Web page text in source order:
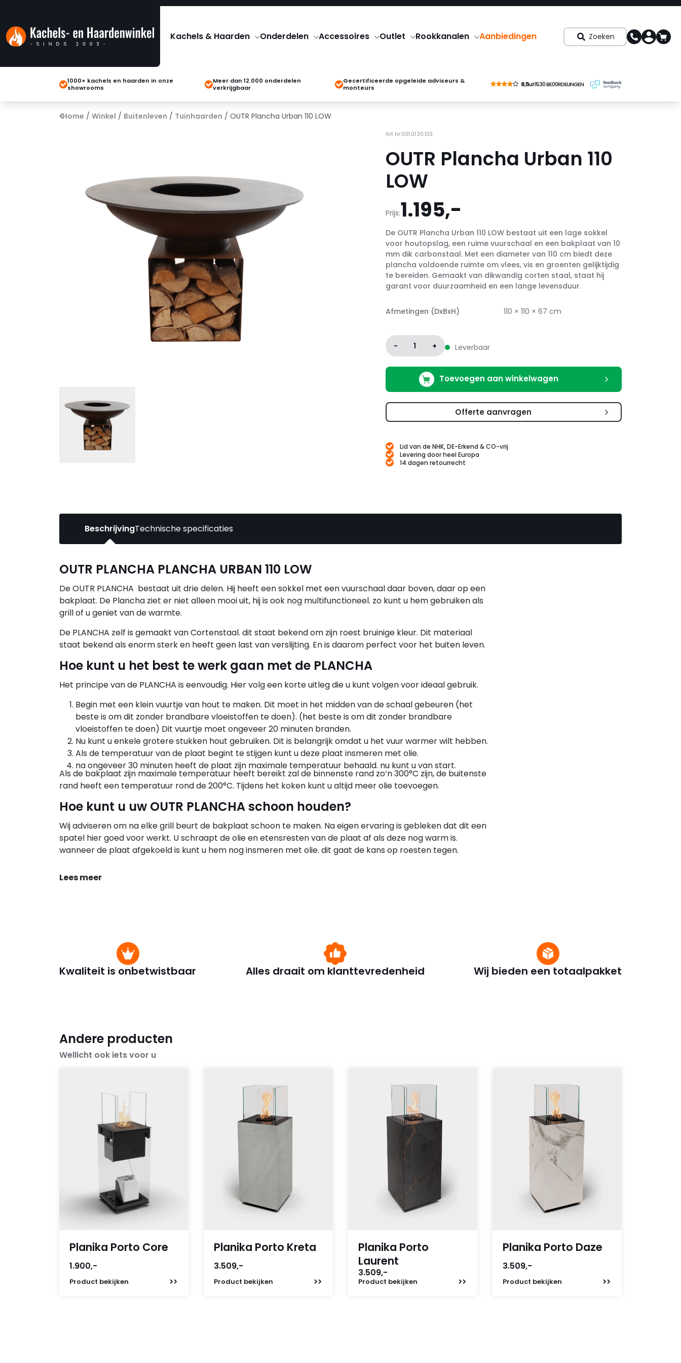
Kachels & Haarden Onderdelen Accessoires Outlet Rookkanalen Aanbiedingen Zoeken
1000+ kachels en haarden in onze
showrooms
Meer dan 12.000 onderdelen
verkrijgbaar
Gecertificeerde opgeleide adviseurs &
monteurs
8,5uit1530 BE00RDELINGEN
Home / Winkel / Buitenleven / Tuinhaarden / OUTR Plancha Urban 110 LOW
Art nr:001.01.30.103
OUTR Plancha Urban 110
LOW
Prijs:1.195,-
De OUTR Plancha Urban 110 LOW bestaat uit een lage sokkel
voor houtopslag, een ruime vuurschaal en een bakplaat van 10
mm dik carbonstaal. Met een diameter van 110 cm biedt deze
plancha voldoende ruimte om vlees, vis en groenten gelijktijdig
te bereiden. Gemaakt van dikwandig corten staal, staat hij
garant voor duurzaamheid en een lange levensduur.
Afmetingen (DxBxH) 110 × 110 × 67 cm
- 1 + Leverbaar
Toevoegen aan winkelwagen
Offerte aanvragen
Lid van de NHK, DE-Erkend & CO-vrij
Levering door heel Europa
14 dagen retourrecht
BeschrijvingTechnische specificaties
OUTR PLANCHA PLANCHA URBAN 110 LOW
De OUTR PLANCHA bestaat uit drie delen. Hij heeft een sokkel met een vuurschaal daar boven, daar op een
bakplaat. De Plancha ziet er niet alleen mooi uit, hij is ook nog multifunctioneel. zo kunt u hem gebruiken als
grill of u geniet van de warmte.
De PLANCHA zelf is gemaakt van Cortenstaal. dit staat bekend om zijn roest bruinige kleur. Dit materiaal
staat bekend als enorm sterk en heeft geen last van verslijting. En is daarom perfect voor het buiten leven.
Hoe kunt u het best te werk gaan met de PLANCHA
Het principe van de PLANCHA is eenvoudig. Hier volg een korte uitleg die u kunt volgen voor ideaal gebruik.
Begin met een klein vuurtje van hout te maken. Dit moet in het midden van de schaal gebeuren (het
beste is om dit zonder brandbare vloeistoffen te doen). (het beste is om dit zonder brandbare
vloeistoffen te doen) Dit vuurtje moet ongeveer 20 minuten branden.
Nu kunt u enkele grotere stukken hout gebruiken. Dit is belangrijk omdat u het vuur warmer wilt hebben.
Als de temperatuur van de plaat begint te stijgen kunt u deze plaat insmeren met olie.
na ongeveer 30 minuten heeft de plaat zijn maximale temperatuur behaald. nu kunt u van start.
Als de bakplaat zijn maximale temperatuur heeft bereikt zal de binnenste rand zo’n 300°C zijn, de buitenste
rand heeft een temperatuur rond de 200°C. Tijdens het koken kunt u altijd meer olie toevoegen.
Hoe kunt u uw OUTR PLANCHA schoon houden?
Wij adviseren om na elke grill beurt de bakplaat schoon te maken. Na eigen ervaring is gebleken dat dit een
spatel hier goed voor werkt. U schraapt de olie en etensresten van de plaat af als deze nog warm is.
wanneer de plaat afgekoeld is kunt u hem nog insmeren met olie. dit gaat de kans op roesten tegen.
Lees meer
Kwaliteit is onbetwistbaar Alles draait om klanttevredenheid Wij bieden een totaalpakket
Andere producten
Wellicht ook iets voor u
Planika Porto Core
1.900,-
Product bekijken
Planika Porto Kreta
3.509,-
Product bekijken
Planika Porto
Laurent
3.509,-
Product bekijken
Planika Porto Daze
3.509,-
Product bekijken